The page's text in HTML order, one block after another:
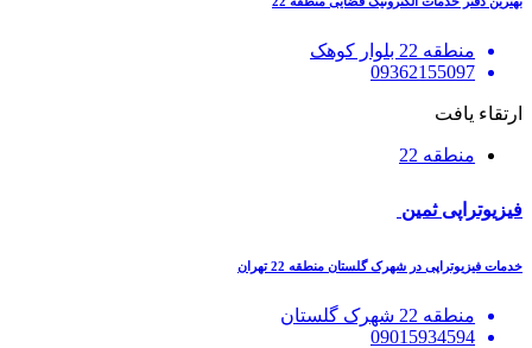
منطقه 22 بلوار کوهک
09362155097
ارتقاء یافت
منطقه 22
فیزیوتراپی ثمین
خدمات فیزیوتراپی در شهرک گلستان منطقه 22 تهران
منطقه 22 شهرک گلستان
09015934594